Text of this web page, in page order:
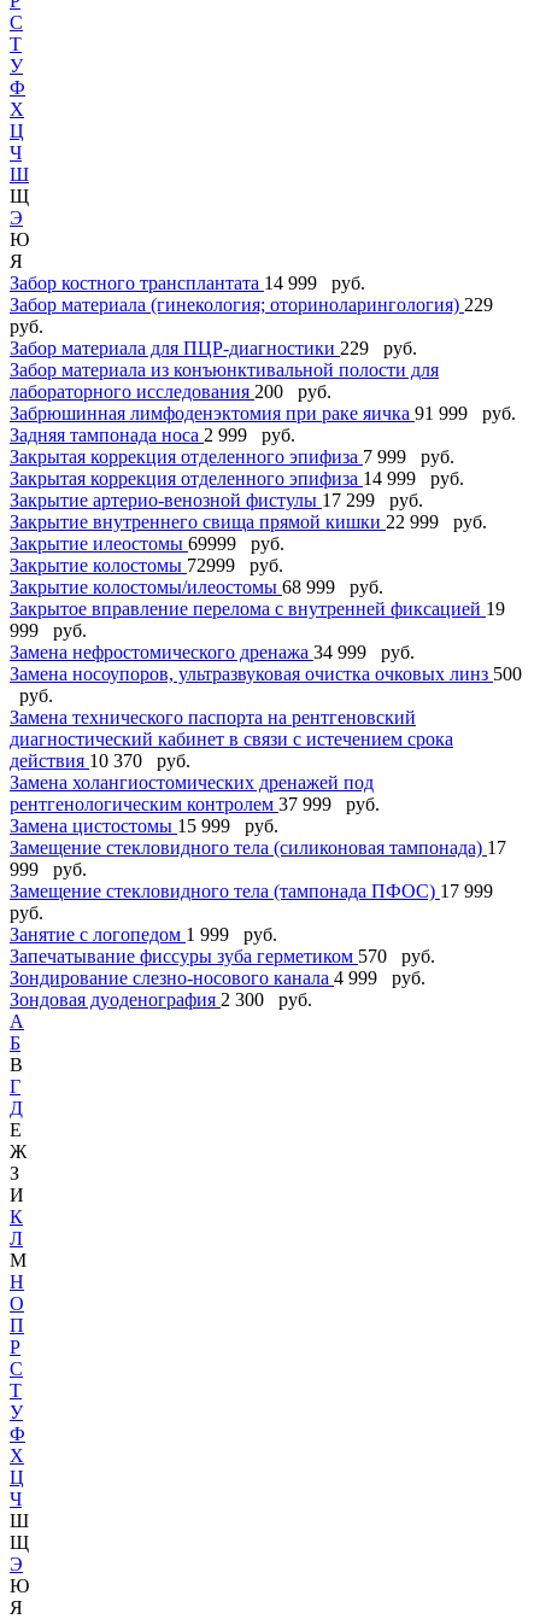
С
Т
У
Ф
Х
Ц
Ч
Ш
Щ
Э
Ю
Я
Забор костного трансплантата 14 999 руб.
Забор материала (гинекология; оториноларингология) 229
руб.
Забор материала для ПЦР-диагностики 229 руб.
Забор материала из конъюнктивальной полости для
лабораторного исследования 200 руб.
Забрюшинная лимфоденэктомия при раке яичка 91 999 руб.
Задняя тампонада носа 2 999 руб.
Закрытая коррекция отделенного эпифиза 7 999 руб.
Закрытая коррекция отделенного эпифиза 14 999 руб.
Закрытие артерио-венозной фистулы 17 299 руб.
Закрытие внутреннего свища прямой кишки 22 999 руб.
Закрытие илеостомы 69999 руб.
Закрытие колостомы 72999 руб.
Закрытие колостомы/илеостомы 68 999 руб.
Закрытое вправление перелома с внутренней фиксацией 19
999 руб.
Замена нефростомического дренажа 34 999 руб.
Замена носоупоров, ультразвуковая очистка очковых линз 500
руб.
Замена технического паспорта на рентгеновский
диагностический кабинет в связи с истечением срока
действия 10 370 руб.
Замена холангиостомических дренажей под
рентгенологическим контролем 37 999 руб.
Замена цистостомы 15 999 руб.
Замещение стекловидного тела (силиконовая тампонада) 17
999 руб.
Замещение стекловидного тела (тампонада ПФОС) 17 999
руб.
Занятие с логопедом 1 999 руб.
Запечатывание фиссуры зуба герметиком 570 руб.
Зондирование слезно-носового канала 4 999 руб.
Зондовая дуоденография 2 300 руб.
А
Б
В
Г
Д
Е
Ж
З
И
К
Л
М
Н
О
П
Р
С
Т
У
Ф
Х
Ц
Ч
Ш
Щ
Э
Ю
Я